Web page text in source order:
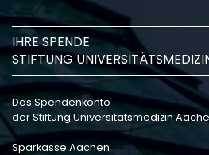
15
november
Sonntag,
IHRE SPENDE
STIFTUNG
Das Spendenkonto
der Stiftung Universitätsmedizin
Sparkasse Aachen